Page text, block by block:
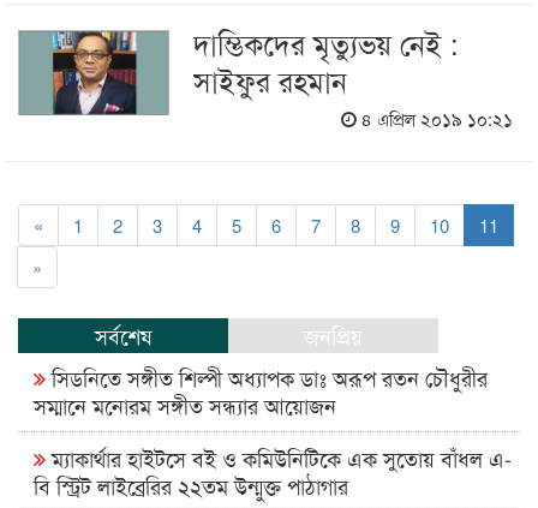
দাম্ভিকদের মৃত্যুভয় নেই :
সাইফুর রহমান
৪ এপ্রিল ২০১৯ ১০:২১
« 1 2 3 4 5 6 7 8 9 10
11
»
সর্বশেষ
জনপ্রিয়
সিডনিতে সঙ্গীত শিল্পী অধ্যাপক ডাঃ অরূপ রতন চৌধুরীর
সম্মানে মনোরম সঙ্গীত সন্ধ্যার আয়োজন
ম্যাকার্থার হাইটসে বই ও কমিউনিটিকে এক সুতোয় বাঁধল এ-
বি স্ট্রিট লাইব্রেরির ২২তম উন্মুক্ত পাঠাগার